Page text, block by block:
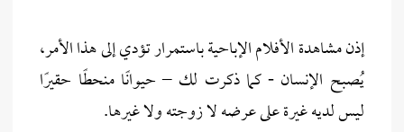
إذن مشاهدة الأفلام الإباحية باستمرار تؤدي إلى هذا الأمر،
يُصبح الإنسان - كما ذكرت لك – حيوانًا منحطًا حقيرًا
ليس لديه غيرة على عرضه لا زوجته ولا غيرها.